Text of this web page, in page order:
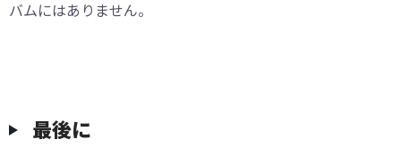
バムにはありません。
最後に